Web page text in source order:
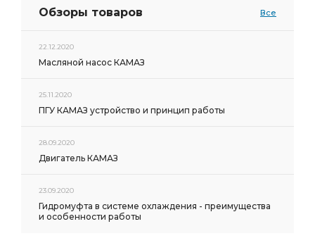
Обзоры товаров Все
22.12.2020
Масляной насос КАМАЗ
25.11.2020
ПГУ КАМАЗ устройство и принцип работы
28.09.2020
Двигатель КАМАЗ
23.09.2020
Гидромуфта в системе охлаждения - преимущества
и особенности работы